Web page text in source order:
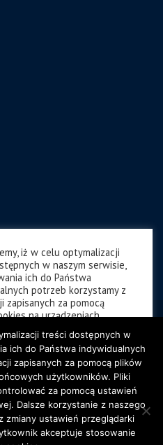
iż w celu optymalizacji
w naszym serwisie,
ich do Państwa
potrzeb korzystamy z
zapisanych za pomocą
na urządzeniach
użytkowników. Pliki cookies
może kontrolować za
swojej przeglądarki
Dalsze korzystanie z
internetowego, bez
przeglądarki
oznacza, iż użytkownik
stosowanie plików cookies
ciasteczek
treści dostępnych w
ich do Państwa indywidualnych
zapisanych za pomocą plików
użytkowników. Pliki
za pomocą ustawień
Dalsze korzystanie z naszego
ustawień przeglądarki
akceptuje stosowanie